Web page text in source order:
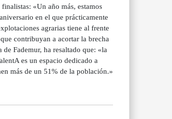
«Un año más, estamos
en el que prácticamente
agrarias tiene al frente
contribuyan a acortar la brecha
Fademur, ha resaltado que: «la
es un espacio dedicado a
más de un 51% de la población.»